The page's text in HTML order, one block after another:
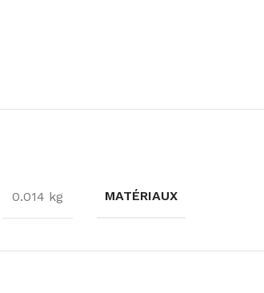
0.014 kg MATÉRIAUX